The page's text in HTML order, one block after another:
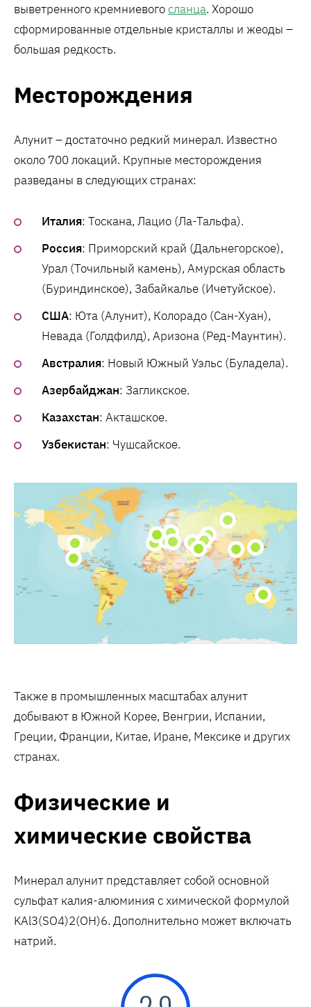
выветренного кремниевого сланца. Хорошо
сформированные отдельные кристаллы и жеоды –
большая редкость.
Месторождения
Алунит – достаточно редкий минерал. Известно
около 700 локаций. Крупные месторождения
разведаны в следующих странах:
Италия: Тоскана, Лацио (Ла-Тальфа).
Россия: Приморский край (Дальнегорское),
Урал (Точильный камень), Амурская область
(Буриндинское), Забайкалье (Ичетуйское).
США: Юта (Алунит), Колорадо (Сан-Хуан),
Невада (Голдфилд), Аризона (Ред-Маунтин).
Австралия: Новый Южный Уэльс (Буладела).
Азербайджан: Загликское.
Казахстан: Акташское.
Узбекистан: Чушсайское.
Также в промышленных масштабах алунит
добывают в Южной Корее, Венгрии, Испании,
Греции, Франции, Китае, Иране, Мексике и других
странах.
Физические и
химические свойства
Минерал алунит представляет собой основной
сульфат калия-алюминия с химической формулой
KAl3(SO4)2(OH)6. Дополнительно может включать
натрий.